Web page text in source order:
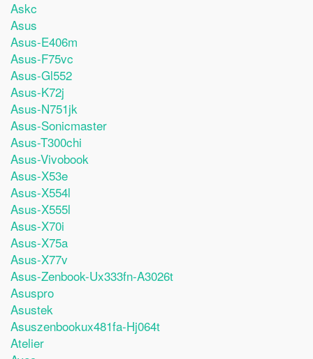
Askc
Asus
Asus-E406m
Asus-F75vc
Asus-Gl552
Asus-K72j
Asus-N751jk
Asus-Sonicmaster
Asus-T300chi
Asus-Vivobook
Asus-X53e
Asus-X554l
Asus-X555l
Asus-X70i
Asus-X75a
Asus-X77v
Asus-Zenbook-Ux333fn-A3026t
Asuspro
Asustek
Asuszenbookux481fa-Hj064t
Atelier